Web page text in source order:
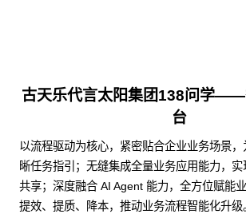
古天乐代言太阳集团138问学——
台
以流程驱动为核心，紧密贴合企业业务场景
晰任务指引；无缝集成全量业务应用能力，
共享；深度融合 AI Agent 能力，全方位赋能
提效、提质、降本，推动业务流程智能化升级